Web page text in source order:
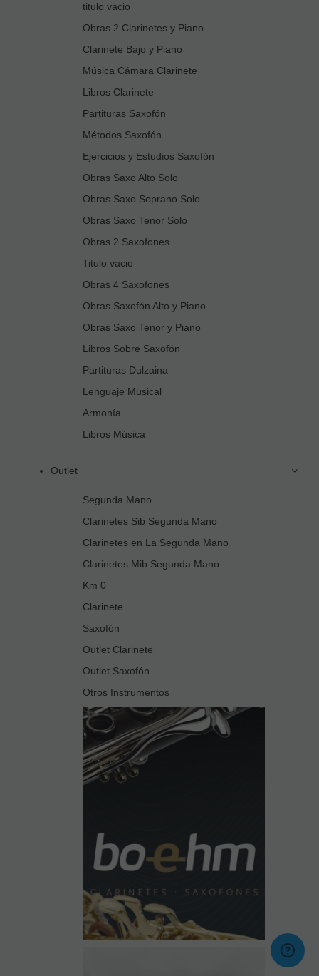
titulo vacio
Obras 2 Clarinetes y Piano
Clarinete Bajo y Piano
Música Cámara Clarinete
Libros Clarinete
Partituras Saxofón
Métodos Saxofón
Ejercicios y Estudios Saxofón
Obras Saxo Alto Solo
Obras Saxo Soprano Solo
Obras Saxo Tenor Solo
Obras 2 Saxofones
Titulo vacio
Obras 4 Saxofones
Obras Saxofón Alto y Piano
Obras Saxo Tenor y Piano
Libros Sobre Saxofón
Partituras Dulzaina
Lenguaje Musical
Armonía
Libros Música
Outlet
Segunda Mano
Clarinetes Sib Segunda Mano
Clarinetes en La Segunda Mano
Clarinetes Mib Segunda Mano
Km 0
Clarinete
Saxofón
Outlet Clarinete
Outlet Saxofón
Otros Instrumentos